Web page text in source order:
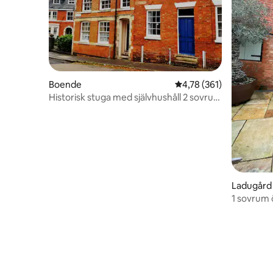
Boende 4,78 av 5 i
4,78 (361)
Historisk stuga med självhushåll 2 sovrum
Ladugård
1 sovrum